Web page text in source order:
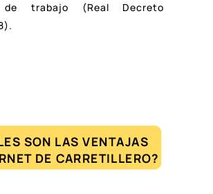
de trabajo (Real Decreto
SON LAS VENTAJAS
DE CARRETILLERO?